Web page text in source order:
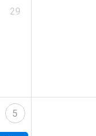
29
5